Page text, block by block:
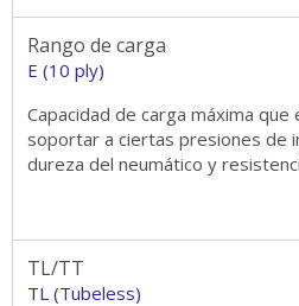
Rango de carga
E (10 ply)
Capacidad de carga máxima que
soportar a ciertas presiones de
dureza del neumático y
TL/TT
TL (Tubeless)